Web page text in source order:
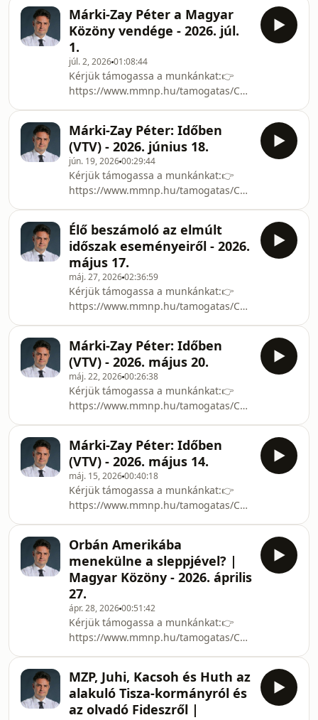
soha nem támad már fel3. Stílus:
Magyar Péter hosszú útja a Fidesztől a
demokráciáig4. Versenykorlátozás
alkotmányozással: kinek jó, ha
egypártrendszer lesz?5. Mégsem
mindenkit tiltanak ki? Jó fideszes,
rossz fideszes, sőt, rossz
rendszerváltó?6. Miért ne lehet
Márki-Zay Péter a Magyar
Közöny vendége - 2026. júl.
1.
júl. 2, 202601:08:44
Kérjük támogassa a munkánkat:👉
https://www.mmnp.hu/tamogatas/Csatlakozzon
https://www.mmnp.hu/jelentkezes/Az
Emelkedő Magyarország Programja:
👉
https://markizaypeter.hu/program/Nézze
meg milyen eredményeket értünk el
Hódmezővásárhelyen!👉
https://markizaypeter.hu/eredmenyekNézze
meg a kampányelszámolásom:👉
https://markizaypeter.hu/soros-
berenc-orban-kampanype
Márki-Zay Péter: Időben
(VTV) - 2026. június 18.
jún. 19, 202600:29:44
Kérjük támogassa a munkánkat:👉
https://www.mmnp.hu/tamogatas/Csatlakozzon
Néppárthoz!👉
https://www.mmnp.hu/jelentkezes/Az
Emelkedő Magyarország Programja:
👉
https://markizaypeter.hu/program/Nézze
meg milyen eredményeket értünk el
Hódmezővásárhelyen!👉
https://markizaypeter.hu/eredmenyekNézze
meg a kampányelszámolásom:👉
https://markizaypeter.hu/soros-
berenc-orban-kampanype
Élő beszámoló az elmúlt
időszak eseményeiről - 2026.
május 17.
máj. 27, 202602:36:59
Kérjük támogassa a munkánkat:👉
https://www.mmnp.hu/tamogatas/Csatlakozzon
https://www.mmnp.hu/jelentkezes/Az
Emelkedő Magyarország Programja:
👉
https://markizaypeter.hu/program/Nézze
meg milyen eredményeket értünk el
Hódmezővásárhelyen!👉
https://markizaypeter.hu/eredmenyekNézze
meg a kampányelszámolásom:👉
https://markizaypeter.hu/soros-
berenc-orban-kampanype
Márki-Zay Péter: Időben
(VTV) - 2026. május 20.
máj. 22, 202600:26:38
Kérjük támogassa a munkánkat:👉
https://www.mmnp.hu/tamogatas/Csatlakozzon
https://www.mmnp.hu/jelentkezes/Az
Emelkedő Magyarország Programja:
👉
https://markizaypeter.hu/program/Nézze
meg milyen eredményeket értünk el
Hódmezővásárhelyen!👉
https://markizaypeter.hu/eredmenyekNézze
meg a kampányelszámolásom:👉
https://markizaypeter.hu/soros-
berenc-orban-kampanype
Márki-Zay Péter: Időben
(VTV) - 2026. május 14.
máj. 15, 202600:40:18
Kérjük támogassa a munkánkat:👉
https://www.mmnp.hu/tamogatas/Csatlakozzon
https://www.mmnp.hu/jelentkezes/Az
Emelkedő Magyarország Programja:
👉
https://markizaypeter.hu/program/Nézze
meg milyen eredményeket értünk el
Hódmezővásárhelyen!👉
https://markizaypeter.hu/eredmenyekNézze
meg a kampányelszámolásom:👉
https://markizaypeter.hu/soros-
berenc-orban-kampanype
Orbán Amerikába
menekülne a sleppjével? |
Magyar Közöny - 2026. április
27.
ápr. 28, 202600:51:42
Kérjük támogassa a munkánkat:👉
https://www.mmnp.hu/tamogatas/Csatlakozzon
https://www.mmnp.hu/jelentkezes/Az
Emelkedő Magyarország Programja:
👉
MZP, Juhi, Kacsoh és Huth az
alakuló Tisza-kormányról és
az olvadó Fideszről |